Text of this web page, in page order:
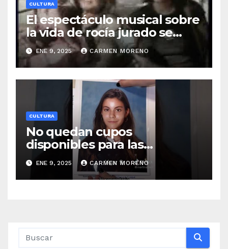
CULTURA
El espectáculo musical sobre
la vida de rocía jurado se
presentará en torremolinos a
mediados de enero
ENE 9, 2025 CARMEN MORENO
CULTURA
No quedan cupos
disponibles para las
‘meriendas con historia
ENE 9, 2025 CARMEN MORENO